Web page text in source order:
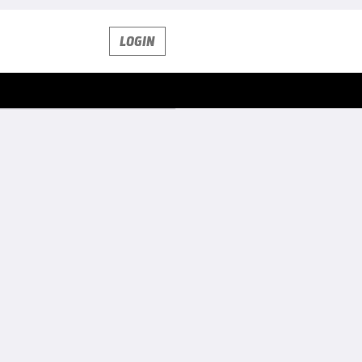
LOGIN